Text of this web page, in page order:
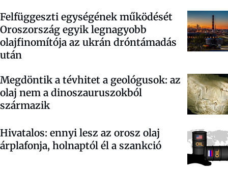
Felfüggeszti egységének működését
Oroszország egyik legnagyobb
olajfinomítója az ukrán dróntámadás
után
Megdöntik a tévhitet a geológusok: az
olaj nem a dinoszauruszokból
származik
Hivatalos: ennyi lesz az orosz olaj
árplafonja, holnaptól él a szankció